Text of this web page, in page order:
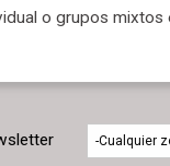
o grupos mixtos